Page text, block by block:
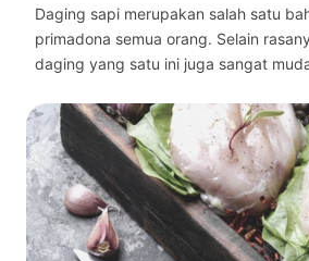
Daging sapi merupakan salah satu
primadona semua orang. Selain
daging yang satu ini juga sangat